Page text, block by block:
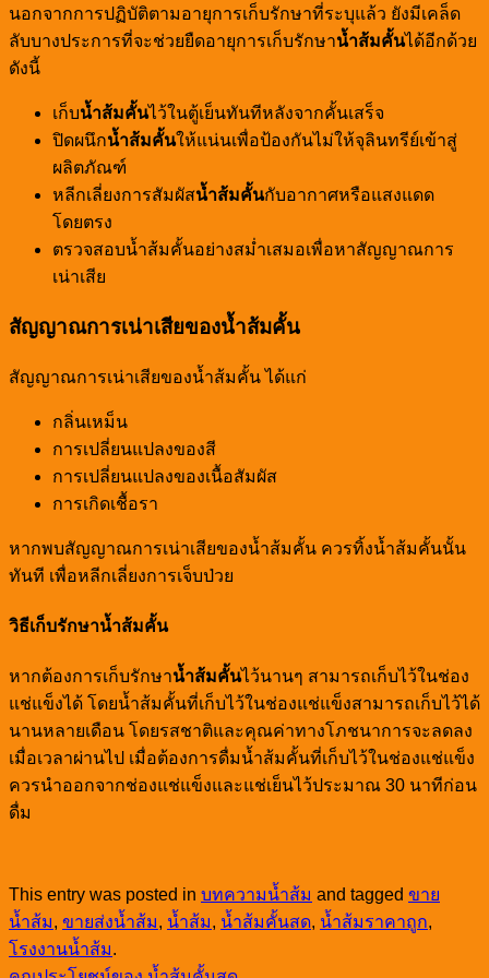
นอกจากการปฏิบัติตามอายุการเก็บรักษาที่ระบุแล้ว ยังมีเคล็ด
ลับบางประการที่จะช่วยยืดอายุการเก็บรักษาน้ำส้มคั้นได้อีกด้วย
ดังนี้
เก็บน้ำส้มคั้นไว้ในตู้เย็นทันทีหลังจากคั้นเสร็จ
ปิดผนึกน้ำส้มคั้นให้แน่นเพื่อป้องกันไม่ให้จุลินทรีย์เข้าสู่
ผลิตภัณฑ์
หลีกเลี่ยงการสัมผัสน้ำส้มคั้นกับอากาศหรือแสงแดด
โดยตรง
ตรวจสอบน้ำส้มคั้นอย่างสม่ำเสมอเพื่อหาสัญญาณการ
เน่าเสีย
สัญญาณการเน่าเสียของน้ำส้มคั้น
สัญญาณการเน่าเสียของน้ำส้มคั้น ได้แก่
กลิ่นเหม็น
การเปลี่ยนแปลงของสี
การเปลี่ยนแปลงของเนื้อสัมผัส
การเกิดเชื้อรา
หากพบสัญญาณการเน่าเสียของน้ำส้มคั้น ควรทิ้งน้ำส้มคั้นนั้น
ทันที เพื่อหลีกเลี่ยงการเจ็บป่วย
วิธีเก็บรักษาน้ำส้มคั้น
หากต้องการเก็บรักษาน้ำส้มคั้นไว้นานๆ สามารถเก็บไว้ในช่อง
แช่แข็งได้ โดยน้ำส้มคั้นที่เก็บไว้ในช่องแช่แข็งสามารถเก็บไว้ได้
นานหลายเดือน โดยรสชาติและคุณค่าทางโภชนาการจะลดลง
เมื่อเวลาผ่านไป เมื่อต้องการดื่มน้ำส้มคั้นที่เก็บไว้ในช่องแช่แข็ง
ควรนำออกจากช่องแช่แข็งและแช่เย็นไว้ประมาณ 30 นาทีก่อน
ดื่ม
This entry was posted in บทความน้ำส้ม and tagged ขาย
น้ำส้ม, ขายส่งน้ำส้ม, น้ำส้ม, น้ำส้มคั้นสด, น้ำส้มราคาถูก,
โรงงานน้ำส้ม.